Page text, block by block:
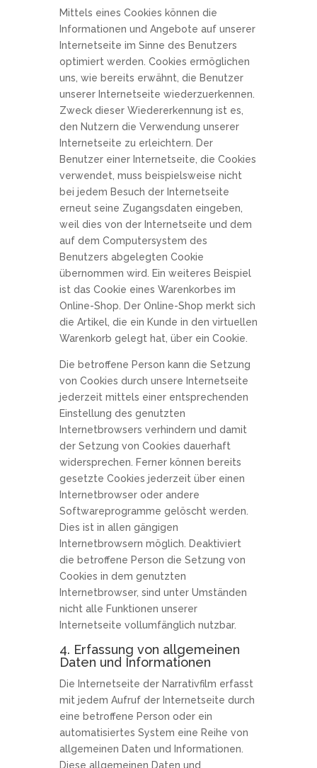
Mittels eines Cookies können die
Informationen und Angebote auf unserer
Internetseite im Sinne des Benutzers
optimiert werden. Cookies ermöglichen
uns, wie bereits erwähnt, die Benutzer
unserer Internetseite wiederzuerkennen.
Zweck dieser Wiedererkennung ist es,
den Nutzern die Verwendung unserer
Internetseite zu erleichtern. Der
Benutzer einer Internetseite, die Cookies
verwendet, muss beispielsweise nicht
bei jedem Besuch der Internetseite
erneut seine Zugangsdaten eingeben,
weil dies von der Internetseite und dem
auf dem Computersystem des
Benutzers abgelegten Cookie
übernommen wird. Ein weiteres Beispiel
ist das Cookie eines Warenkorbes im
Online-Shop. Der Online-Shop merkt sich
die Artikel, die ein Kunde in den virtuellen
Warenkorb gelegt hat, über ein Cookie.
Die betroffene Person kann die Setzung
von Cookies durch unsere Internetseite
jederzeit mittels einer entsprechenden
Einstellung des genutzten
Internetbrowsers verhindern und damit
der Setzung von Cookies dauerhaft
widersprechen. Ferner können bereits
gesetzte Cookies jederzeit über einen
Internetbrowser oder andere
Softwareprogramme gelöscht werden.
Dies ist in allen gängigen
Internetbrowsern möglich. Deaktiviert
die betroffene Person die Setzung von
Cookies in dem genutzten
Internetbrowser, sind unter Umständen
nicht alle Funktionen unserer
Internetseite vollumfänglich nutzbar.
4. Erfassung von allgemeinen
Daten und Informationen
Die Internetseite der Narrativfilm erfasst
mit jedem Aufruf der Internetseite durch
eine betroffene Person oder ein
automatisiertes System eine Reihe von
allgemeinen Daten und Informationen.
Diese allgemeinen Daten und